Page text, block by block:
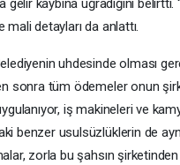
gelir kaybına uğradığını belirtti.
mali detayları da anlattı.
uhdesinde olması
sonra tüm ödemeler onun
iş makineleri ve
benzer usulsüzlüklerin de
zorla bu şahsın şirketinden